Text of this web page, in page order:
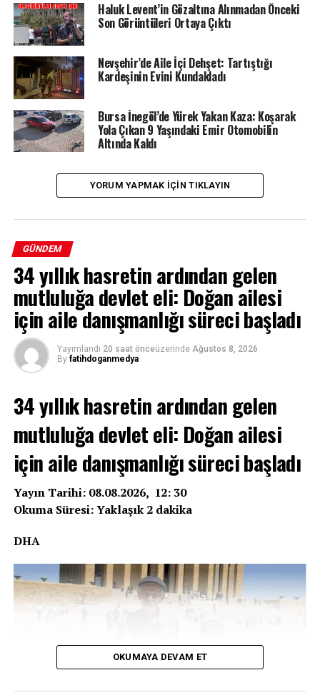
Haluk Levent’in Gözaltına Alınmadan Önceki
Son Görüntüleri Ortaya Çıktı
Nevşehir’de Aile İçi Dehşet: Tartıştığı
Kardeşinin Evini Kundakladı
Bursa İnegöl’de Yürek Yakan Kaza: Koşarak
Yola Çıkan 9 Yaşındaki Emir Otomobilin
Altında Kaldı
YORUM YAPMAK IÇIN TIKLAYIN
GÜNDEM
34 yıllık hasretin ardından gelen
mutluluğa devlet eli: Doğan ailesi
için aile danışmanlığı süreci başladı
Yayımlandı 20 saat önceüzerinde Ağustos 8, 2026
By fatihdoganmedya
34 yıllık hasretin ardından gelen
mutluluğa devlet eli: Doğan ailesi
için aile danışmanlığı süreci başladı
Yayın Tarihi: 08.08.2026, 12: 30
Okuma Süresi: Yaklaşık 2 dakika
DHA
OKUMAYA DEVAM ET